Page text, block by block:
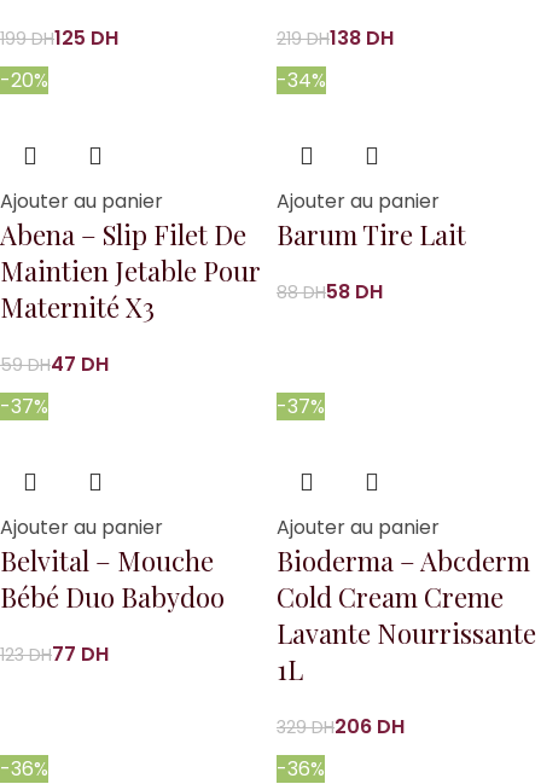
199DH125 DH 219DH138 DH
-20%
Ajouter au panier
Abena – Slip Filet De
Maintien Jetable Pour
Maternité X3
59DH47 DH
-34%
Ajouter au panier
Barum Tire Lait
88DH58 DH
-37%
Ajouter au panier
Belvital – Mouche
Bébé Duo Babydoo
123DH77 DH
-37%
Ajouter au panier
Bioderma – Abcderm
Cold Cream Creme
Lavante Nourrissante
1L
329DH206 DH
-36%
-36%